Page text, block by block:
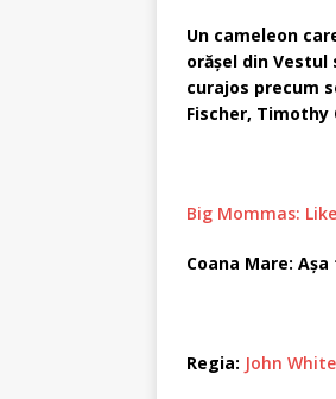
Un cameleon
orăşel din
curajos precum
Fischer, Timothy
Big Mommas:
Coana Mare:
Regia: John